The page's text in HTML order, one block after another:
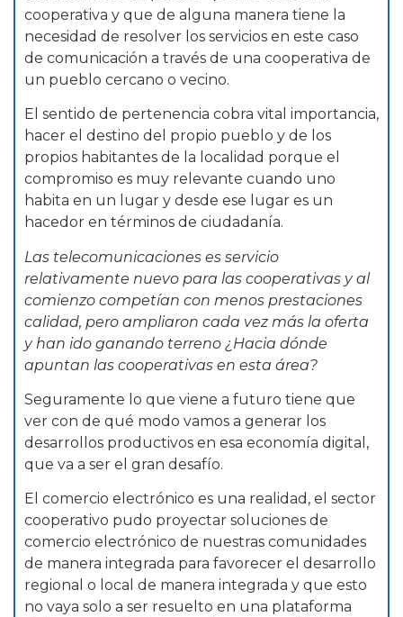
cooperativa y que de alguna manera tiene la
necesidad de resolver los servicios en este caso
de comunicación a través de una cooperativa de
un pueblo cercano o vecino.
El sentido de pertenencia cobra vital importancia,
hacer el destino del propio pueblo y de los
propios habitantes de la localidad porque el
compromiso es muy relevante cuando uno
habita en un lugar y desde ese lugar es un
hacedor en términos de ciudadanía.
Las telecomunicaciones es servicio
relativamente nuevo para las cooperativas y al
comienzo competían con menos prestaciones
calidad, pero ampliaron cada vez más la oferta
y han ido ganando terreno ¿Hacia dónde
apuntan las cooperativas en esta área?
Seguramente lo que viene a futuro tiene que
ver con de qué modo vamos a generar los
desarrollos productivos en esa economía digital,
que va a ser el gran desafío.
El comercio electrónico es una realidad, el sector
cooperativo pudo proyectar soluciones de
comercio electrónico de nuestras comunidades
de manera integrada para favorecer el desarrollo
regional o local de manera integrada y que esto
no vaya solo a ser resuelto en una plataforma